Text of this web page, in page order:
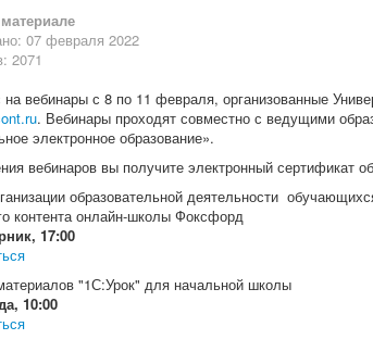
07 февраля 2022
2071
вебинары с 8 по 11 февраля, организованные
. Вебинары проходят совместно с ведущими
электронное образование».
вебинаров вы получите электронный сертификат
образовательной деятельности
контента онлайн-школы Фоксфорд
17:00
"1С:Урок" для начальной школы
10:00